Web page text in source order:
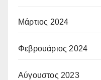
Μάρτιος 2024
Φεβρουάριος 2024
Αύγουστος 2023